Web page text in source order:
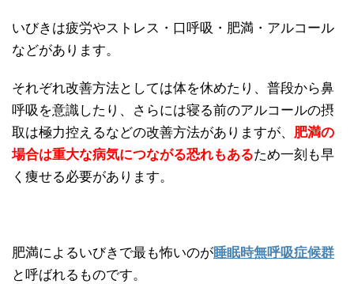
いびきは疲労やストレス・口呼吸・肥満・アルコール
などがあります。
それぞれ改善方法としては体を休めたり、普段から鼻
呼吸を意識したり、さらには寝る前のアルコールの摂
取は極力控えるなどの改善方法がありますが、 肥満の
場合は重大な病気につながる恐れもあるため一刻も早
く痩せる必要があります。
肥満によるいびきで最も怖いのが睡眠時無呼吸症候群
と呼ばれるものです。